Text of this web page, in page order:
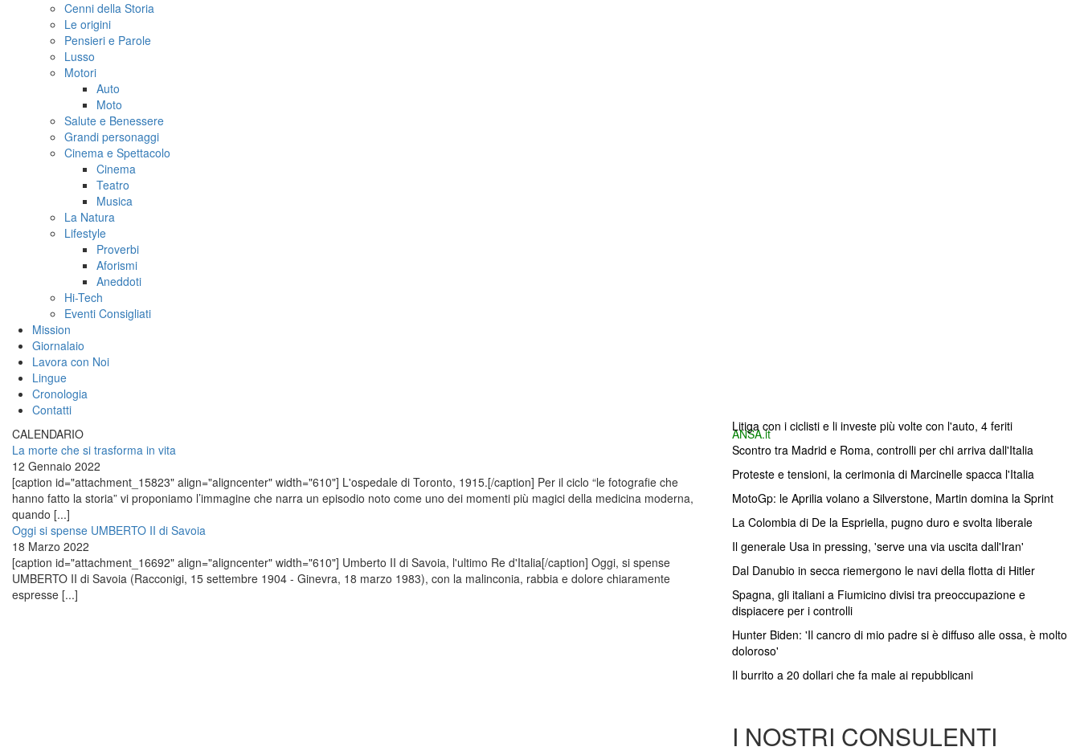
Cenni della Storia
Le origini
Pensieri e Parole
Lusso
Motori
Auto
Moto
Salute e Benessere
Grandi personaggi
Cinema e Spettacolo
Cinema
Teatro
Musica
La Natura
Lifestyle
Proverbi
Aforismi
Aneddoti
Hi-Tech
Eventi Consigliati
Mission
Giornalaio
Lavora con Noi
Lingue
Cronologia
Contatti
CALENDARIO
La morte che si trasforma in vita
12 Gennaio 2022
[caption id="attachment_15823" align="aligncenter" width="610"] L'ospedale di Toronto, 1915.[/caption] Per il ciclo “le fotografie che
hanno fatto la storia” vi proponiamo l’immagine che narra un episodio noto come uno dei momenti più magici della medicina moderna,
quando [...]
Oggi si spense UMBERTO II di Savoia
18 Marzo 2022
[caption id="attachment_16692" align="aligncenter" width="610"] Umberto II di Savoia, l'ultimo Re d'Italia[/caption] Oggi, si spense
UMBERTO II di Savoia (Racconigi, 15 settembre 1904 - Ginevra, 18 marzo 1983), con la malinconia, rabbia e dolore chiaramente
espresse [...]
ANSA.it
Litiga con i ciclisti e li investe più volte con l'auto, 4 feriti
Scontro tra Madrid e Roma, controlli per chi arriva dall'Italia
Proteste e tensioni, la cerimonia di Marcinelle spacca l'Italia
MotoGp: le Aprilia volano a Silverstone, Martin domina la Sprint
La Colombia di De la Espriella, pugno duro e svolta liberale
Il generale Usa in pressing, 'serve una via uscita dall'Iran'
Dal Danubio in secca riemergono le navi della flotta di Hitler
Spagna, gli italiani a Fiumicino divisi tra preoccupazione e
dispiacere per i controlli
Hunter Biden: 'Il cancro di mio padre si è diffuso alle ossa, è molto
doloroso'
Il burrito a 20 dollari che fa male ai repubblicani
I NOSTRI CONSULENTI